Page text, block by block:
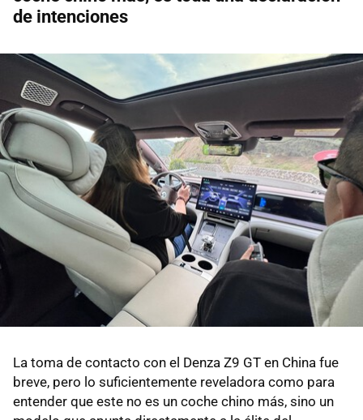
de intenciones
La toma de contacto con el Denza Z9 GT en China fue
breve, pero lo suficientemente reveladora como para
entender que este no es un coche chino más, sino un